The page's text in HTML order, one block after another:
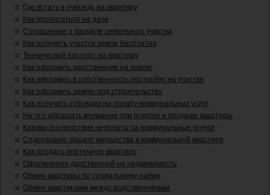
Где встать в очередь на квартиру
Как прописаться на даче
Соглашение о разделе земельного участка
Как получить участок земли бесплатно
Технический паспорт на квартиру
Как оформить дарственную на землю
Как оформить в собственность постройку на участке
Как оформить землю под строительство
Как получить субсидии на оплату коммунальных услуг
На что обращать внимание при покупке и продаже квартиры
Каковы последствия неуплаты за коммунальные услуги
Содержание общего имущества в коммунальной квартире
Как продать ипотечную квартиру
Оформление дарственной на недвижимость
Обмен квартиры по социальному найму
Обмен квартирами между родственниками